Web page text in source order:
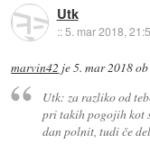
Utk
::5. mar 2018,
marvin42 je5. mar 2018
Utk: za razliko od
pri takih pogojih kot
dan polnit, tudi če